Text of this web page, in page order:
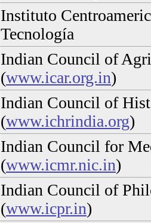
Instituto
Tecnología
Indian Council of
(www.icar.org.in)
Indian Council of
(www.ichrindia.org)
Indian Council for
(www.icmr.nic.in)
Indian Council of
(www.icpr.in)